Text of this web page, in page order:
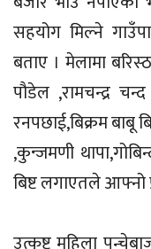
सहयोग मिल्ने
बताए । मेलामा
पौडेल ,रामचन्द्र
रनपछाई,बिक्रम बाबू
,कुन्जमणी
बिष्ट लगाएतले
पौष ५